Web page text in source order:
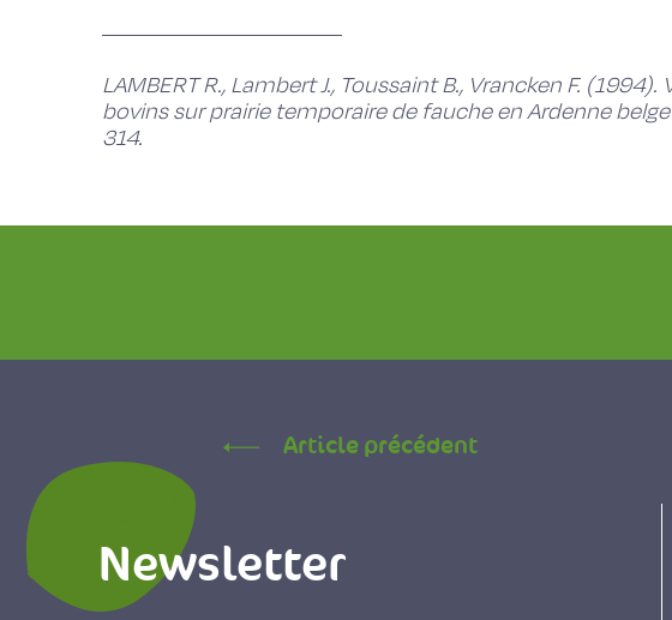
LAMBERT R., Lambert J., Toussaint B., Vrancken F.
bovins sur prairie temporaire de fauche en Ardenne
314.
Article précédent
Newsletter